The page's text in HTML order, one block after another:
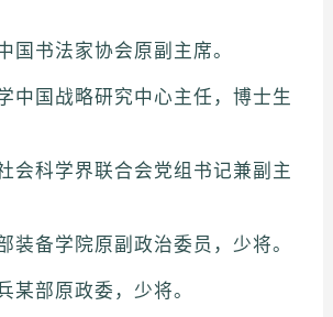
国书法家协会原副主席。
中国战略研究中心主任，博士生
会科学界联合会党组书记兼副主
装备学院原副政治委员，少将。
某部原政委，少将。